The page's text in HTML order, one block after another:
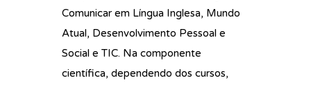
Comunicar em Língua Inglesa, Mundo
Atual, Desenvolvimento Pessoal e
Social e TIC. Na componente
científica, dependendo dos cursos,